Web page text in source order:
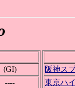
(GI)
----
阪神ス
東京ハ